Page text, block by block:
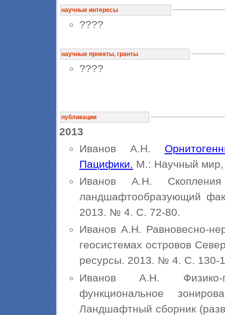
научные интересы
????
научные проекты, гранты
????
публикации
2013
Иванов А.Н.
Пацифики. М.: Научный мир,
Иванов А.Н.
ландшафтообразующий
2013. № 4. С. 72-80.
Иванов А.Н. Равновесно-
геосистемах островов
ресурсы. 2013. № 4. С. 130-
Иванов А.Н. Физико-
функциональное
Ландшафтный сборник